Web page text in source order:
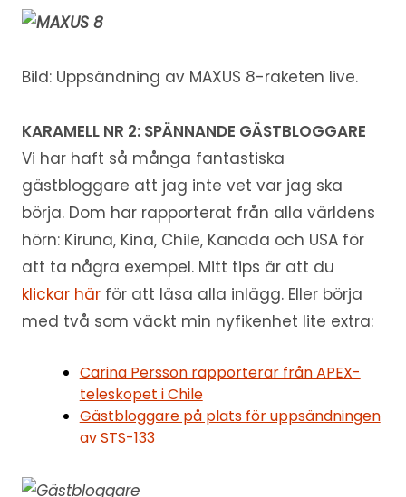
Bild: Uppsändning av MAXUS 8-raketen live.
KARAMELL NR 2: SPÄNNANDE GÄSTBLOGGARE
Vi har haft så många fantastiska
gästbloggare att jag inte vet var jag ska
börja. Dom har rapporterat från alla världens
hörn: Kiruna, Kina, Chile, Kanada och USA för
att ta några exempel. Mitt tips är att du
klickar härför att läsa alla inlägg. Eller börja
med två som väckt min nyfikenhet lite extra:
Carina Persson rapporterar från APEX-
teleskopet i Chile
Gästbloggare på plats för uppsändningen
av STS-133